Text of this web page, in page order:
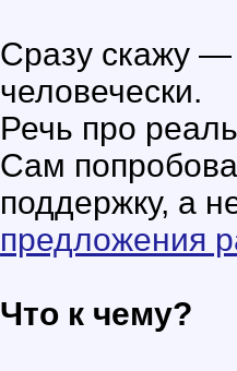
Сразу скажу —
человечески.
Речь про
Сам
поддержку, а
предложения
Что к чему?